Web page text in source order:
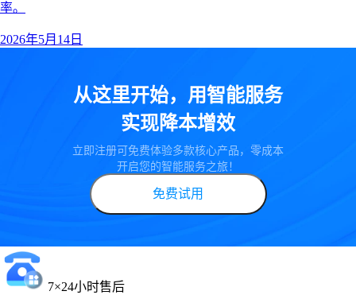
率。
2026年5月14日
从这里开始，用智能服务
实现降本增效
立即注册可免费体验多款核心产品，零成本
开启您的智能服务之旅！
免费试用
7×24小时售后